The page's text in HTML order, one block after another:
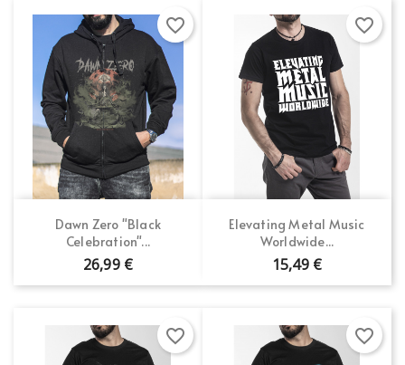
Dawn Zero "Black
Celebration"...
26,99 €
favorite_border
Elevating Metal Music
Worldwide...
15,49 €
favorite_border
favorite_border favorite_border